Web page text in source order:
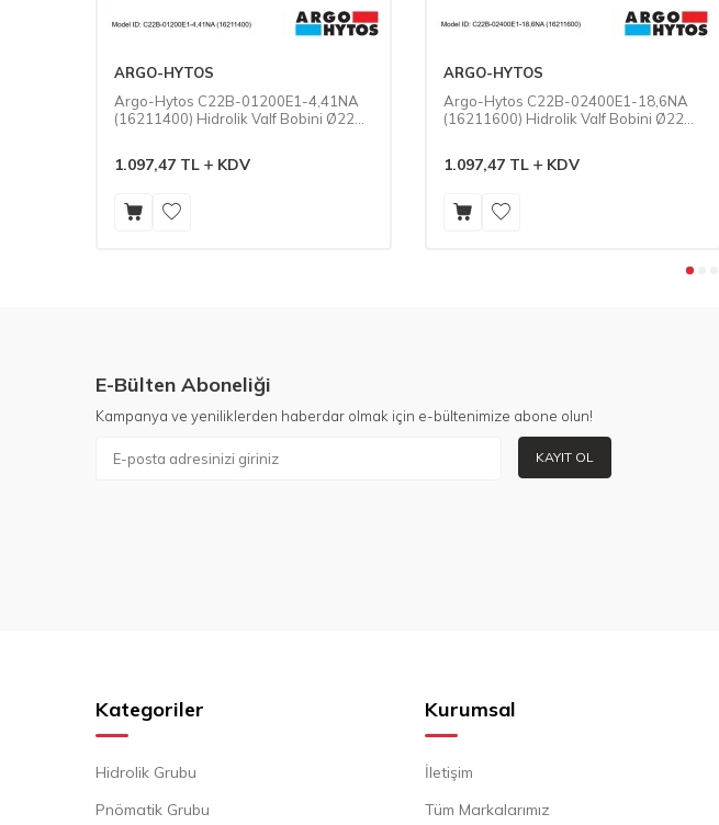
ARGO-HYTOS
Argo-Hytos C22B-01200E1-4,41NA
(16211400) Hidrolik Valf Bobini Ø22
1.097,47 TL KDV
ARGO-HYTOS
Argo-Hytos C22B-02400E1-18,6NA
(16211600) Hidrolik Valf Bobini Ø22
1.097,47 TL KDV
E-Bülten Aboneliği
Kampanya ve yeniliklerden haberdar olmak için e-bültenimize abone olun!
KAYIT OL
Kategoriler
Hidrolik Grubu
Pnömatik Grubu
Kurumsal
İletişim
Tüm Markalarımız